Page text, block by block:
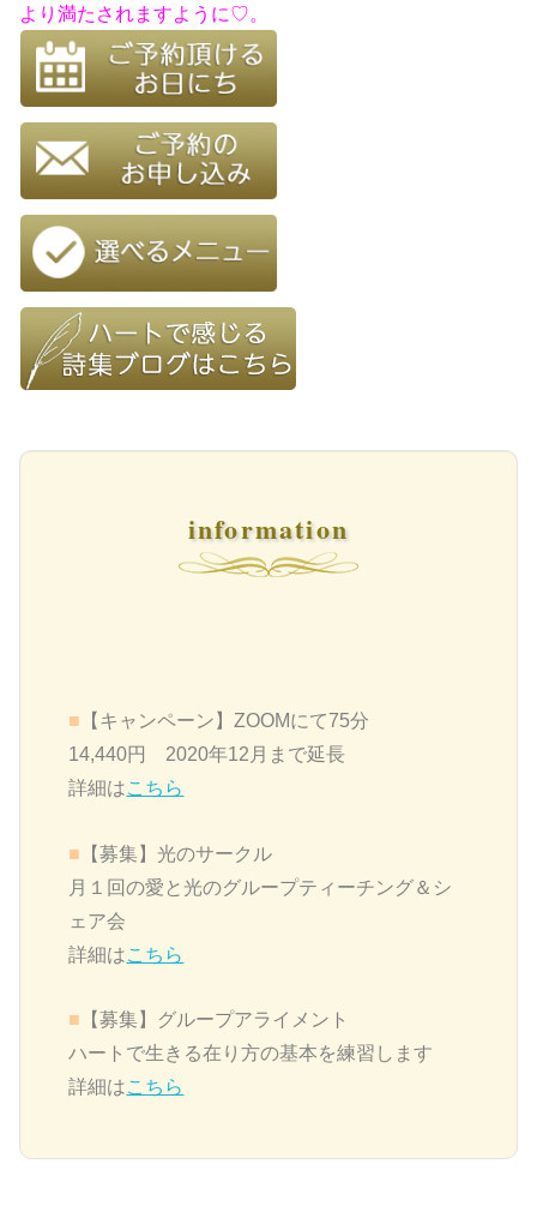
より満たされますように♡。
information
■ 【キャンペーン】ZOOMにて75分
14,440円 2020年12月まで延長
詳細はこちら
■ 【募集】光のサークル
月１回の愛と光のグループティーチング＆シ
ェア会
詳細はこちら
■ 【募集】グループアライメント
ハートで生きる在り方の基本を練習します
詳細はこちら